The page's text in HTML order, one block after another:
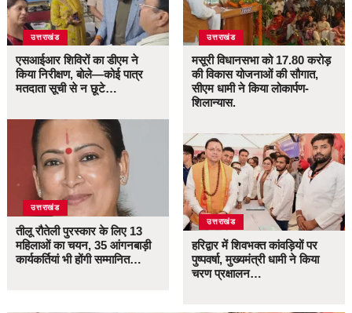
उत्तराखंड
एसआईआर शिविरों का डीएम ने
किया निरीक्षण, बोले—कोई पात्र
मतदाता सूची से न छूटे…
उत्तराखंड
तीलू रौतेली पुरस्कार के लिए 13
महिलाओं का चयन, 35 आंगनबाड़ी
कार्यकर्तियां भी होंगी सम्मानित…
उत्तराखंड
मसूरी विधानसभा को 17.80 करोड़
की विकास योजनाओं की सौगात,
सीएम धामी ने किया लोकार्पण-
शिलान्यास.
उत्तराखंड
हरिद्वार में शिवभक्त कांवड़ियों पर
पुष्पवर्षा, मुख्यमंत्री धामी ने किया
चरण प्रक्षालन…